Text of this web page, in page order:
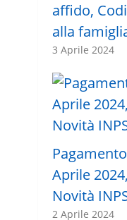
affido,
alla
3 Aprile 2024
Aprile
Novità
2 Aprile 2024